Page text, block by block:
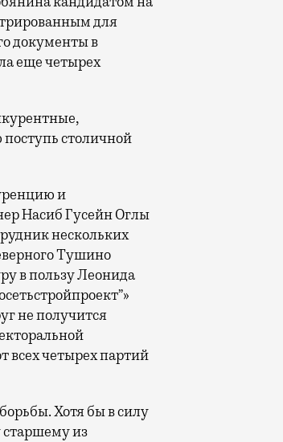
для
документы в
еще четырех
столичной
и
Насиб Гусейн Оглы
нескольких
Тушино
в пользу Леонида
не получится
всех четырех партий
Хотя бы в силу
из